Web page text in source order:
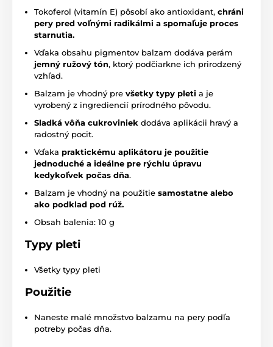
Tokoferol (vitamín E) pôsobí ako antioxidant, chráni
pery pred voľnými radikálmi a spomaľuje proces
starnutia.
Vďaka obsahu pigmentov balzam dodáva perám
jemný ružový tón, ktorý podčiarkne ich prirodzený
vzhľad.
Balzam je vhodný pre všetky typy pleti a je
vyrobený z ingrediencií prírodného pôvodu.
Sladká vôňa cukroviniek dodáva aplikácii hravý a
radostný pocit.
Vďaka praktickému aplikátoru je použitie
jednoduché a ideálne pre rýchlu úpravu
kedykoľvek počas dňa.
Balzam je vhodný na použitie samostatne alebo
ako podklad pod rúž.
Obsah balenia: 10 g
Typy pleti
Všetky typy pleti
Použitie
Naneste malé množstvo balzamu na pery podľa
potreby počas dňa.